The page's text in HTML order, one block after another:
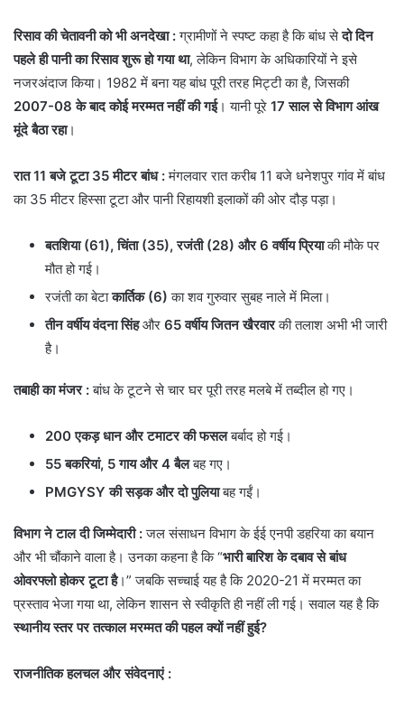
रिसाव की चेतावनी को भी अनदेखा :ग्रामीणों ने स्पष्ट कहा है कि बांध सेदो दिन
पहले ही पानी का रिसाव शुरू हो गया था, लेकिन विभाग के अधिकारियों ने इसे
नजरअंदाज किया। 1982 में बना यह बांध पूरी तरह मिट्टी का है, जिसकी
2007-08 के बाद कोई मरम्मत नहीं की गई। यानी पूरे 17 साल से विभाग आंख
मूंदे बैठा रहा।
रात 11 बजे टूटा 35 मीटर बांध :मंगलवार रात करीब 11 बजे धनेशपुर गांव में बांध
का 35 मीटर हिस्सा टूटा और पानी रिहायशी इलाकों की ओर दौड़ पड़ा।
बतशिया (61), चिंता (35), रजंती (28) और 6 वर्षीय प्रियाकी मौके पर
मौत हो गई।
रजंती का बेटाकार्तिक (6) का शव गुरुवार सुबह नाले में मिला।
तीन वर्षीय वंदना सिंहऔर 65 वर्षीय जितन खैरवारकी तलाश अभी भी जारी
है।
तबाही का मंजर :बांध के टूटने से चार घर पूरी तरह मलबे में तब्दील हो गए।
200 एकड़ धान और टमाटर की फसलबर्बाद हो गई।
55 बकरियां, 5 गाय और 4 बैलबह गए।
PMGYSY की सड़क और दो पुलियाबह गईं।
विभाग ने टाल दी जिम्मेदारी :जल संसाधन विभाग के ईई एनपी डहरिया का बयान
और भी चौंकाने वाला है। उनका कहना है कि “भारी बारिश के दबाव से बांध
ओवरफ्लो होकर टूटा है।” जबकि सच्चाई यह है कि 2020-21 में मरम्मत का
प्रस्ताव भेजा गया था, लेकिन शासन से स्वीकृति ही नहीं ली गई। सवाल यह है कि
स्थानीय स्तर पर तत्काल मरम्मत की पहल क्यों नहीं हुई?
राजनीतिक हलचल और संवेदनाएं :